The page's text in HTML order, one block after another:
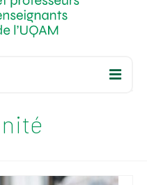
élections du 4 juin